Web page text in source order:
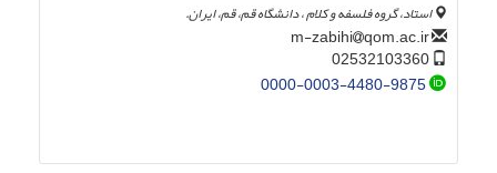
استاد، گروه فلسفه و کلام ، دانشگاه قم، قم، ایران.
qom.ac.ir
0000-0003-4480-9875